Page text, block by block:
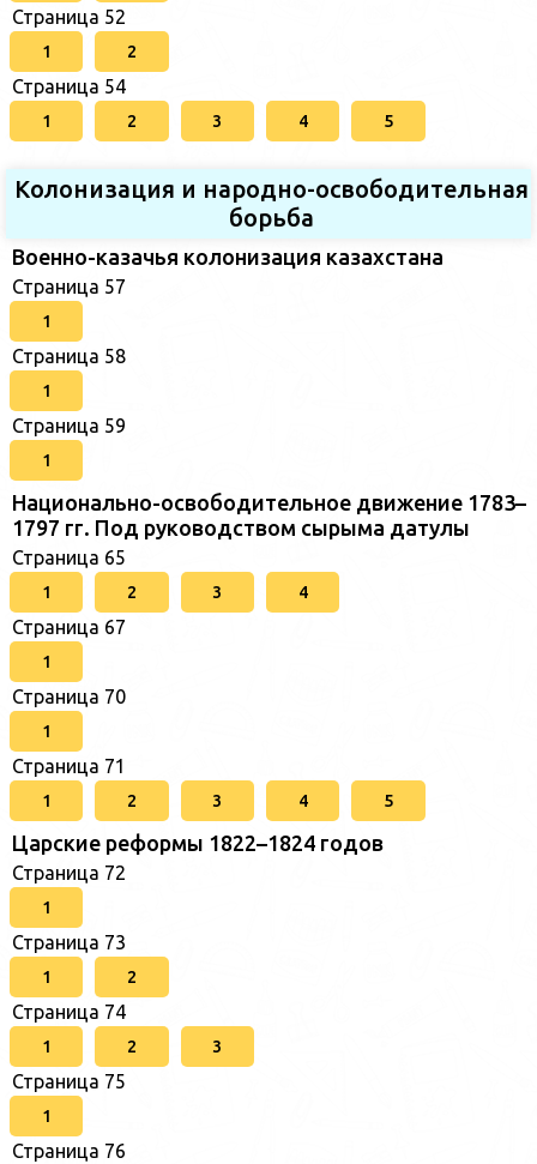
Страница 52
1 2
Страница 54
1 2 3 4 5
Колонизация и народно-освободительная
борьба
Военно-казачья колонизация казахстана
Страница 57
1
Страница 58
1
Страница 59
1
Национально-освободительное движение 1783–
1797 гг. Под руководством сырыма датулы
Страница 65
1 2 3 4
Страница 67
1
Страница 70
1
Страница 71
1 2 3 4 5
Царские реформы 1822–1824 годов
Страница 72
1
Страница 73
1 2
Страница 74
1 2 3
Страница 75
1
Страница 76